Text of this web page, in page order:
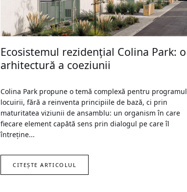
Ecosistemul rezidențial Colina Park: o
arhitectură a coeziunii
Colina Park propune o temă complexă pentru programul
locuirii, fără a reinventa principiile de bază, ci prin
maturitatea viziunii de ansamblu: un organism în care
fiecare element capătă sens prin dialogul pe care îl
întreține...
CITEȘTE ARTICOLUL